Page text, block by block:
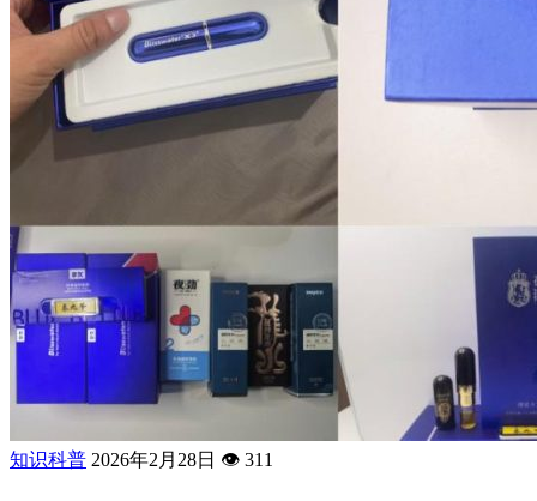
知识科普 2026年2月28日 👁️ 311